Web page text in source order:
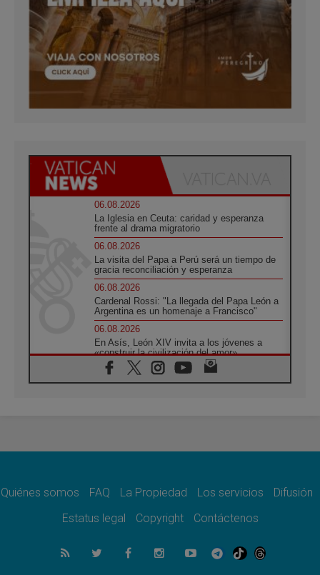
06.08.2026
La Iglesia en Ceuta: caridad y esperanza
frente al drama migratorio
06.08.2026
La visita del Papa a Perú será un tiempo de
gracia reconciliación y esperanza
06.08.2026
Cardenal Rossi: "La llegada del Papa León a
Argentina es un homenaje a Francisco"
06.08.2026
En Asís, León XIV invita a los jóvenes a
«construir la civilización del amor»
05.08.2026
El cardenal Parolin en México: Toda la
05.08.2026
de hoy
En marcha hacia Asís en nombre de San
Francisco, a la espera de León
05.08.2026
Venezuela, Padre Pagniello: "En medio del
Quiénes somos FAQ La Propiedad Los servicios
Difusión
Estatus legal
Copyright Contáctenos